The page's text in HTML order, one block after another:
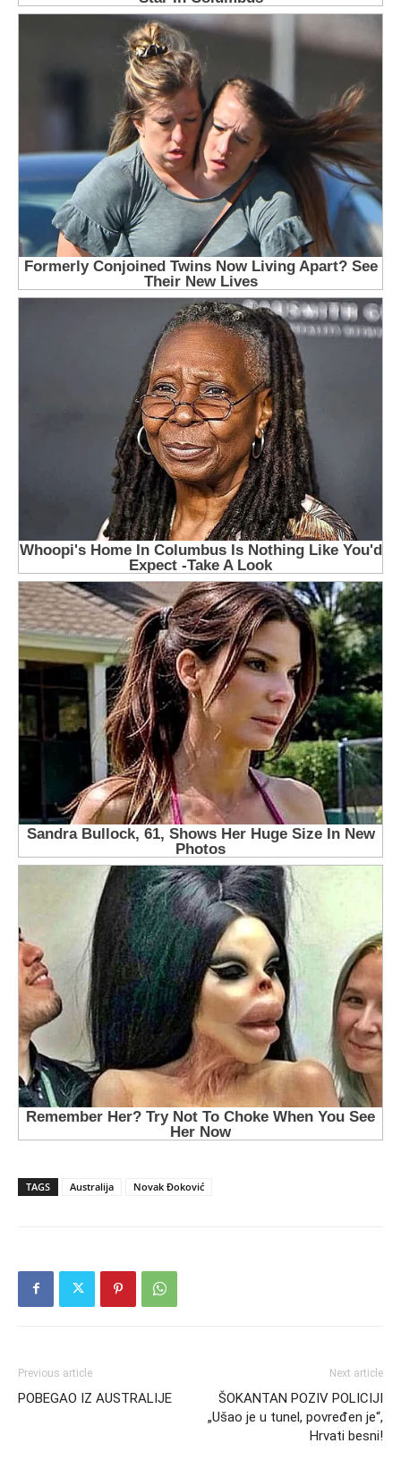
TAGS Australija Novak Đoković
Previous article
POBEGAO IZ AUSTRALIJE
Next article
ŠOKANTAN POZIV POLICIJI
„Ušao je u tunel, povređen je“,
Hrvati besni!